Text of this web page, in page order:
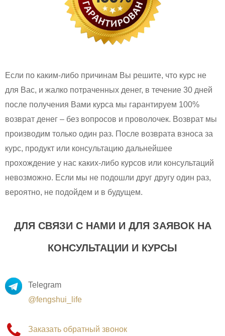
Если по каким-либо причинам Вы решите, что курс не
для Вас, и жалко потраченных денег, в течение 30 дней
после получения Вами курса мы гарантируем 100%
возврат денег – без вопросов и проволочек. Возврат мы
производим только один раз. После возврата взноса за
курс, продукт или консультацию дальнейшее
прохождение у нас каких-либо курсов или консультаций
невозможно. Если мы не подошли друг другу один раз,
вероятно, не подойдем и в будущем.
ДЛЯ СВЯЗИ С НАМИ И ДЛЯ ЗАЯВОК НА
КОНСУЛЬТАЦИИ И КУРСЫ
Telegram
@fengshui_life
Заказать обратный звонок